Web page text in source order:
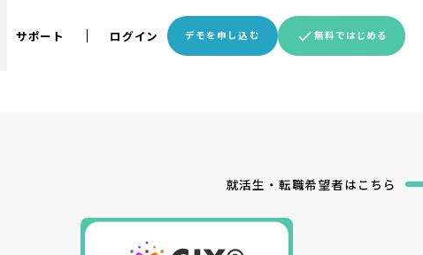
サポート ログイン デモを申し込む 無料ではじめる
就活生・転職希望者はこちら